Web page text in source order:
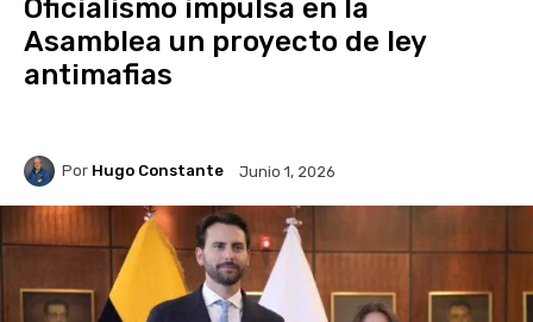
Oficialismo impulsa en la
Asamblea un proyecto de ley
antimafias
Por Hugo Constante Junio 1, 2026